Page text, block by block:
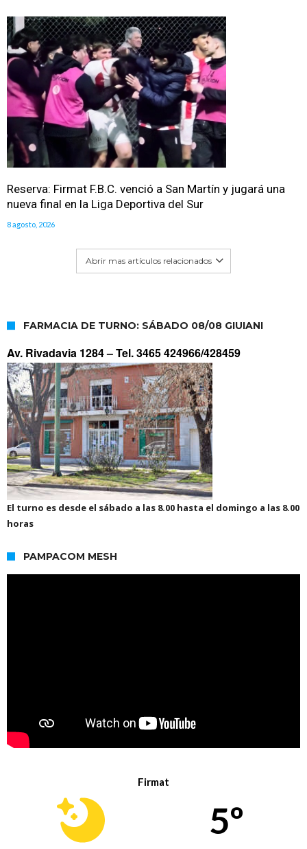
Reserva: Firmat F.B.C. venció a San Martín y jugará una
nueva final en la Liga Deportiva del Sur
8 agosto, 2026
Abrir mas artículos relacionados
FARMACIA DE TURNO: SÁBADO 08/08 GIUIANI
Av. Rivadavia 1284 –Tel. 3465 424966/428459
El turno es desde el sábado a las 8.00 hasta el domingo a las 8.00
horas
PAMPACOM MESH
Firmat
5º